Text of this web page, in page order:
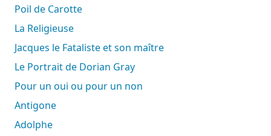
Poil de Carotte
La Religieuse
Jacques le Fataliste et son maître
Le Portrait de Dorian Gray
Pour un oui ou pour un non
Antigone
Adolphe